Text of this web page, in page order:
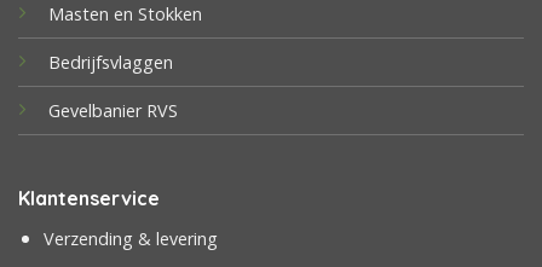
Masten en Stokken
Bedrijfsvlaggen
Gevelbanier RVS
Klantenservice
Verzending & levering